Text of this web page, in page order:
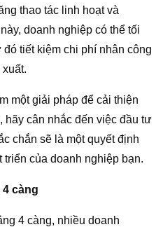
thao tác linh hoạt và
doanh nghiệp có thể tối
tiết kiệm chi phí nhân công
một giải pháp để cải thiện
hãy cân nhắc đến việc đầu tư
chắn sẽ là một quyết định
của doanh nghiệp bạn.
càng
4 càng, nhiều doanh